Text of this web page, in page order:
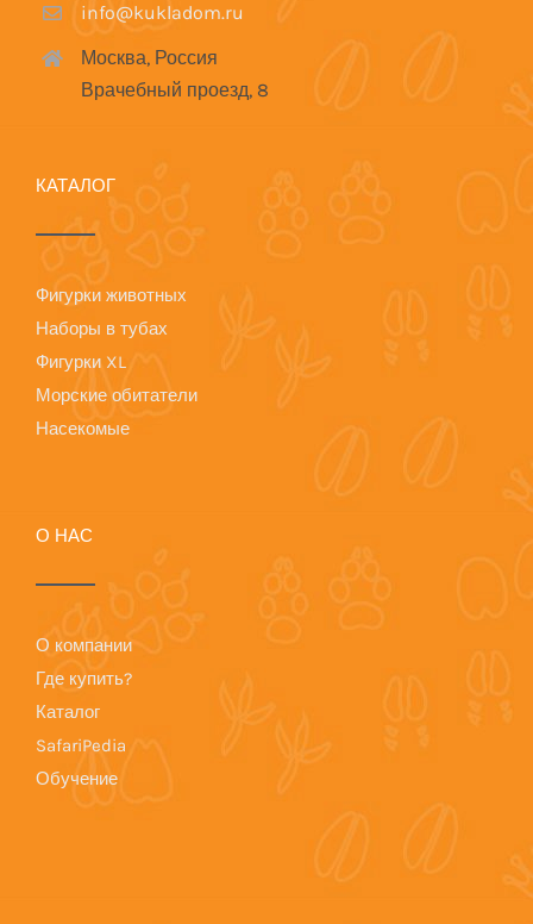
info@kukladom.ru
Москва, Россия
Врачебный проезд, 8
КАТАЛОГ
Фигурки животных
Наборы в тубах
Фигурки XL
Морские обитатели
Насекомые
О НАС
О компании
Где купить?
Каталог
SafariPedia
Обучение